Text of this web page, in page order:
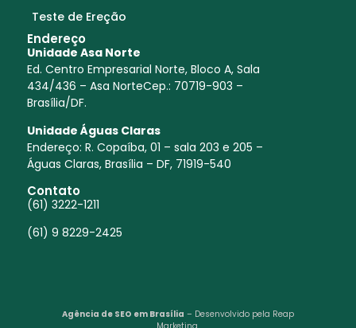
Teste de Ereção
Endereço
Unidade Asa Norte
Ed. Centro Empresarial Norte, Bloco A, Sala
434/436 – Asa NorteCep.: 70719-903 –
Brasília/DF.
Unidade Águas Claras
Endereço: R. Copaíba, 01 – sala 203 e 205 –
Águas Claras, Brasília – DF, 71919-540
Contato
(61) 3222-1211
(61) 9 8229-2425
Agência de SEO em Brasília – Desenvolvido pela Reap